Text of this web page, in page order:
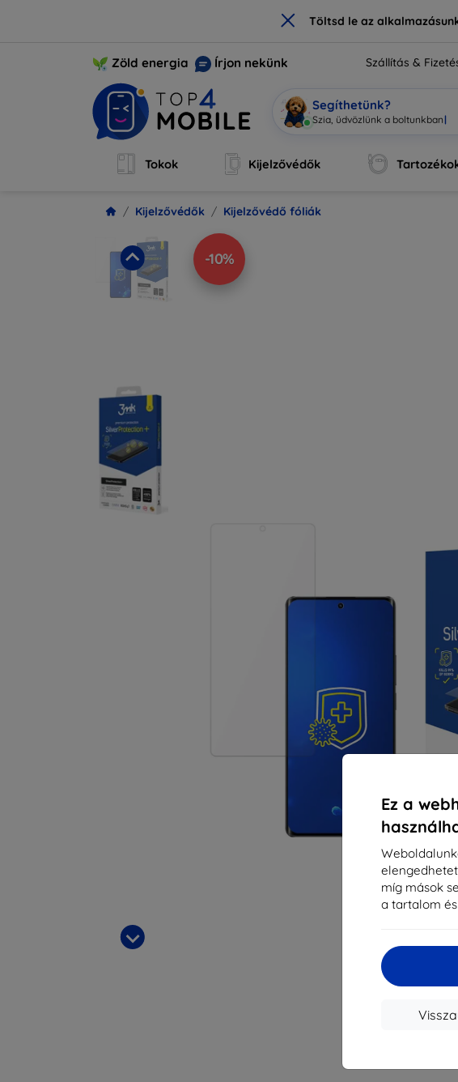
× Töltsd le az
Ez a
míg mások
a tartalom
Zöld energia Írjon nekünk Szállítás &
Segíthetünk?
Mo|
Tokok Kijelzővédők
Kijelzővédők Kijelzővédő fóliák
-10%